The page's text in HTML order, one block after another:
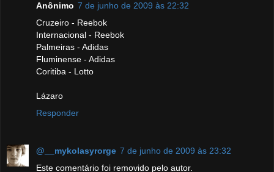
Anônimo 7 de junho de 2009 às 22:32
Cruzeiro - Reebok
Internacional - Reebok
Palmeiras - Adidas
Fluminense - Adidas
Coritiba - Lotto
Lázaro
Responder
@__mykolasyrorge 7 de junho de 2009 às 23:32
Este comentário foi removido pelo autor.